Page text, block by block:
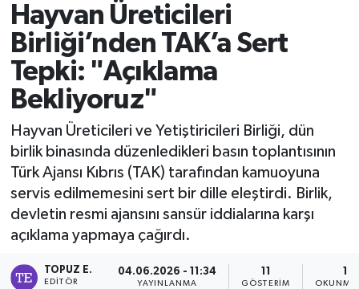
Hayvan Üreticileri
Birliği’nden TAK’a Sert
Tepki: "Açıklama
Bekliyoruz"
Hayvan Üreticileri ve Yetiştiricileri Birliği, dün
birlik binasında düzenledikleri basın toplantısının
Türk Ajansı Kıbrıs (TAK) tarafından kamuoyuna
servis edilmemesini sert bir dille eleştirdi. Birlik,
devletin resmi ajansını sansür iddialarına karşı
açıklama yapmaya çağırdı.
TOPUZ E.
EDITÖR
04.06.2026 - 11:34
YAYINLANMA GÖSTERIM OKUNMA
SAĞLIK
SPOR
TEKNOLOJİ
TÜRKİYE
Tüm Manşetler
Son Dakika Haberleri
Haber Arşivi